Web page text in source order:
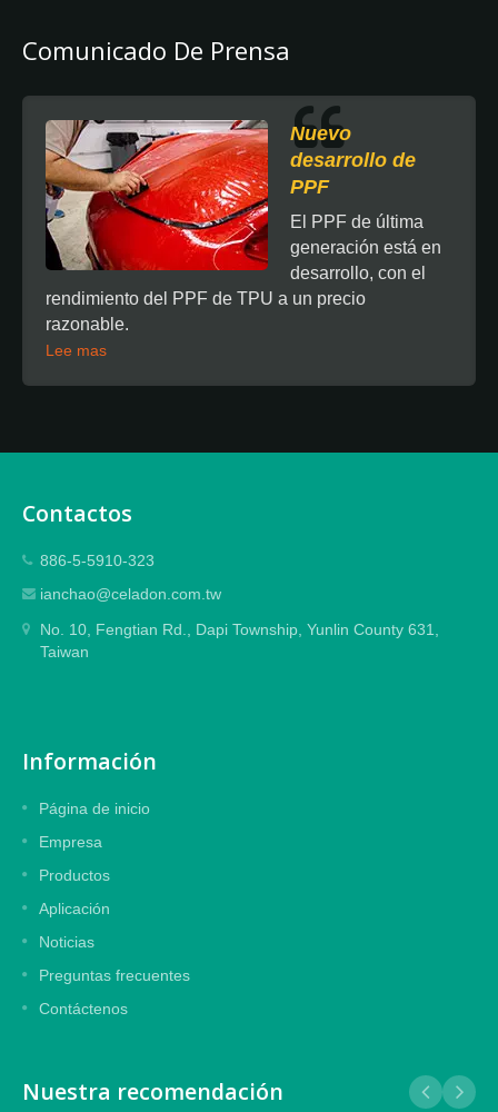
Comunicado De Prensa
Nuevo
desarrollo de
PPF
El PPF de última
generación está en
desarrollo, con el
rendimiento del PPF de TPU a un precio
razonable.
Lee mas
Contactos
886-5-5910-323
ianchao@celadon.com.tw
No. 10, Fengtian Rd., Dapi Township, Yunlin County 631,
Taiwan
Información
Página de inicio
Empresa
Productos
Aplicación
Noticias
Preguntas frecuentes
Contáctenos
Nuestra recomendación